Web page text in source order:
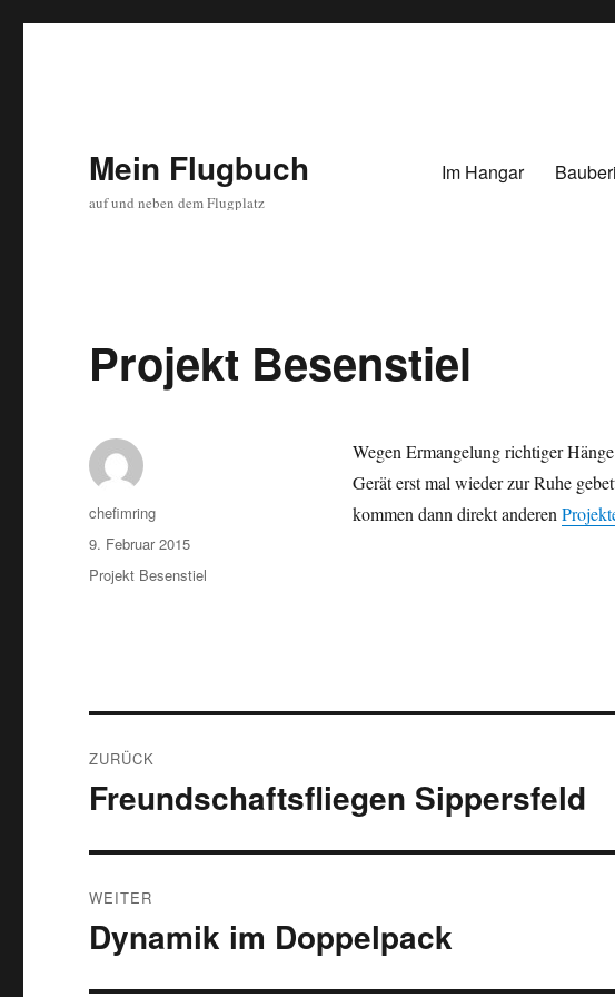
Mein Flugbuch
auf und neben dem Flugplatz
Im Hangar
Projekt Besenstiel
Wegen Ermangelung richtiger
Gerät erst mal wieder zur Ruhe
kommen dann direkt anderen
Autor
chefimring
Veröffentlicht
am
9. Februar 2015
Kategorien
Projekt Besenstiel
ZURÜCK
Vorheriger
Freundschaftsfliegen Sippersfeld
WEITER
Nächster
Beitrag:
Dynamik im Doppelpack